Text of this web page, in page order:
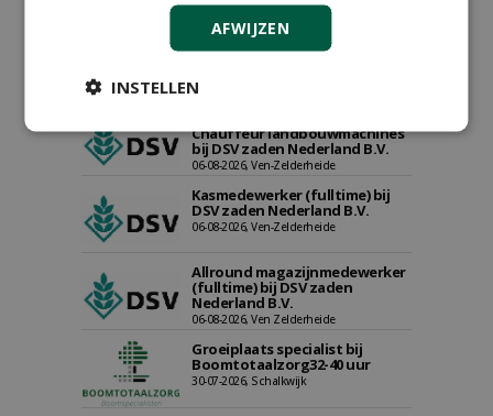
Chauffeur landbouwmachines
bij DSV zaden Nederland B.V.
06-08-2026, Ven-Zelderheide
Kasmedewerker (fulltime) bij
DSV zaden Nederland B.V.
06-08-2026, Ven-Zelderheide
Allround magazijnmedewerker
(fulltime) bij DSV zaden
Nederland B.V.
06-08-2026, Ven Zelderheide
Groeiplaats specialist bij
Boomtotaalzorg32-40 uur
30-07-2026, Schalkwijk
AFWIJZEN
INSTELLEN